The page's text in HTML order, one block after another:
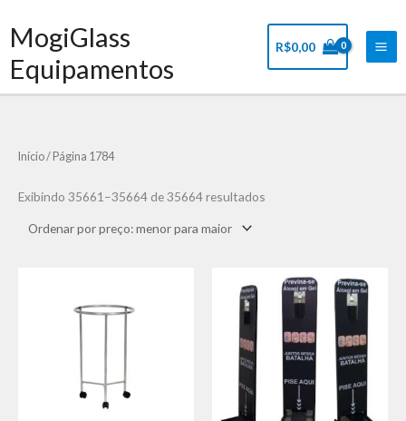
para
conteúdo
MogiGlass
Equipamentos
R$0,00
Início/ Página 1784
Exibindo 35661–35664 de 35664 resultados